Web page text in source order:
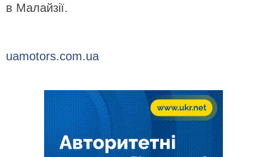
в Малайзії.
uamotors.com.ua